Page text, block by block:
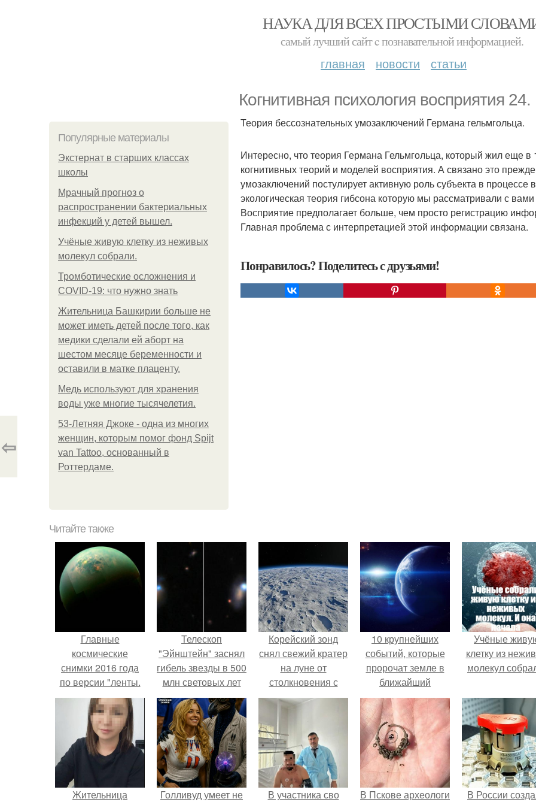
НАУКА ДЛЯ ВСЕХ ПРОСТЫМИ
самый лучший сайт c познавательной информацией.
главная новости статьи
Когнитивная психология восприятия 24.
Популярные материалы
Экстернат в старших классах
школы
Мрачный прогноз о
распространении бактериальных
инфекций у детей вышел.
Учёные живую клетку из неживых
молекул собрали.
Тромботические осложнения и
COVID-19: что нужно знать
Жительница Башкирии больше не
может иметь детей после того, как
медики сделали ей аборт на
шестом месяце беременности и
оставили в матке плаценту.
Медь используют для хранения
воды уже многие тысячелетия.
53-Летняя Джоке - одна из многих
женщин, которым помог фонд Spijt
van Tattoo, основанный в
Роттердаме.
Теория бессознательных умозаключений Германа гельмгольца.
Интересно, что теория Германа Гельмгольца, который жил еще
когнитивных теорий и моделей восприятия. А связано это
умозаключений постулирует активную роль субъекта в
экологическая теория гибсона которую мы рассматривали с
Восприятие предполагает больше, чем просто регистрацию
Главная проблема с интерпретацией этой информации связана.
Понравилось? Поделитесь с друзьями!
⇦
Читайте также
Главные
космические
снимки 2016 года
по версии "ленты.
Телескоп
"Эйнштейн" заснял
гибель звезды в 500
млн световых лет
от земли.
Корейский зонд
снял свежий кратер
на луне от
столкновения с
обломком Falcon 9.
10 крупнейших
событий, которые
пророчат земле в
ближайший
миллиард лет.
Учёные
клетку из
молекул
Жительница
Голливуд умеет не
В участника сво
В Пскове археологи
В России